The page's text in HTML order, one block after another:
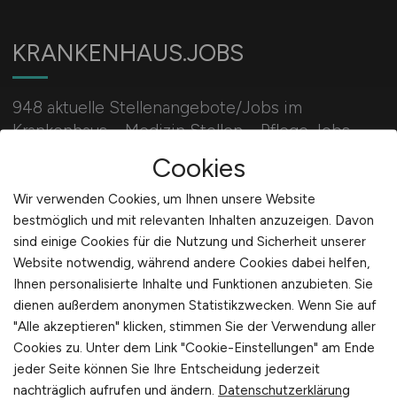
KRANKENHAUS.JOBS
948 aktuelle Stellenangebote/Jobs im
Krankenhaus – Medizin Stellen – Pflege Jobs –
Verwaltung Jobs – Arzt Stellenangebote: Jobs im
Für Arbeitgeber
Stellenanzeigen schalten
Mediadaten & Konditionen
Arbeitgeber Seite
Arbeitgeber Kontakt
Cookies
Wir verwenden Cookies, um Ihnen unsere Website
bestmöglich und mit relevanten Inhalten anzuzeigen. Davon
sind einige Cookies für die Nutzung und Sicherheit unserer
Website notwendig, während andere Cookies dabei helfen,
Ihnen personalisierte Inhalte und Funktionen anzubieten. Sie
dienen außerdem anonymen Statistikzwecken. Wenn Sie auf
"Alle akzeptieren" klicken, stimmen Sie der Verwendung aller
Cookies zu. Unter dem Link "Cookie-Einstellungen" am Ende
jeder Seite können Sie Ihre Entscheidung jederzeit
nachträglich aufrufen und ändern. Datenschutzerklärung